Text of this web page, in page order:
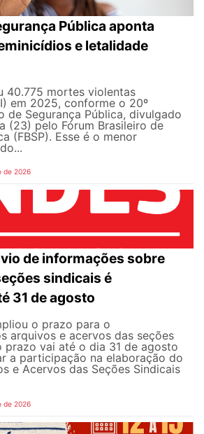
Pública aponta
e letalidade
40.775 mortes violentas
em 2025, conforme o 20º
de Segurança Pública, divulgado
(23) pelo Fórum Brasileiro de
(FBSP). Esse é o menor
de 2026
de informações sobre
sindicais é
31 de agosto
o prazo para o
arquivos e acervos das seções
prazo vai até o dia 31 de agosto
a participação na elaboração do
e Acervos das Seções Sindicais
de 2026